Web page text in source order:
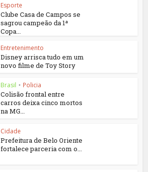
Esporte
Clube Casa de Campos se
sagrou campeão da 1ª
Copa...
Entretenimento
Disney arrisca tudo em um
novo filme de Toy Story
Brasil • Policia
Colisão frontal entre
carros deixa cinco mortos
na MG...
Cidade
Prefeitura de Belo Oriente
fortalece parceria com o...